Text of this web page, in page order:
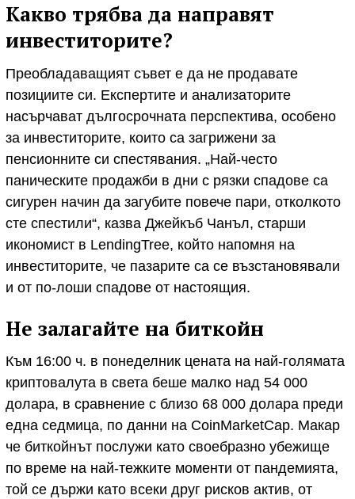
Какво трябва да направят
инвеститорите?
Преобладаващият съвет е да не продавате
позициите си. Експертите и анализаторите
насърчават дългосрочната перспектива, особено
за инвеститорите, които са загрижени за
пенсионните си спестявания. „Най-често
паническите продажби в дни с рязки спадове са
сигурен начин да загубите повече пари, отколкото
сте спестили“, казва Джейкъб Чанъл, старши
икономист в LendingTree, който напомня на
инвеститорите, че пазарите са се възстановявали
и от по-лоши спадове от настоящия.
Не залагайте на биткойн
Към 16:00 ч. в понеделник цената на най-голямата
криптовалута в света беше малко над 54 000
долара, в сравнение с близо 68 000 долара преди
една седмица, по данни на CoinMarketCap. Макар
че биткойнът послужи като своебразно убежище
по време на най-тежките моменти от пандемията,
той се държи като всеки друг рисков актив, от